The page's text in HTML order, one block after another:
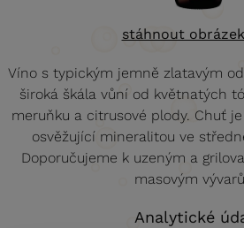
stáhnout obrázek
Víno s typickým jemně zlatavým
široká škála vůní od květnatých
meruňku a citrusové plody. Chuť
osvěžující mineralitou ve
Doporučujeme k uzeným a
masovým
Analytické